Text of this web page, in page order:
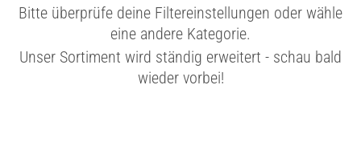
Bitte überprüfe deine Filtereinstellungen oder wähle
eine andere Kategorie.
Unser Sortiment wird ständig erweitert - schau bald
wieder vorbei!